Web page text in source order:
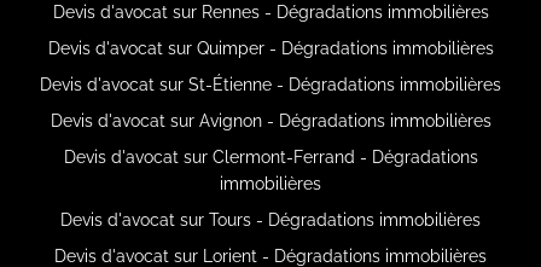
Devis d'avocat sur Rennes - Dégradations immobilières
Devis d'avocat sur Quimper - Dégradations immobilières
Devis d'avocat sur St-Étienne - Dégradations immobilières
Devis d'avocat sur Avignon - Dégradations immobilières
Devis d'avocat sur Clermont-Ferrand - Dégradations
immobilières
Devis d'avocat sur Tours - Dégradations immobilières
Devis d'avocat sur Lorient - Dégradations immobilières